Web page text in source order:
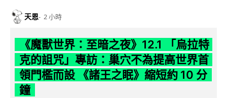
天恩 2 小時
《魔獸世界：至暗之夜》12.1 「烏拉特
克的詛咒」專訪：巢穴不為提高世界首
領門檻而設 《諸王之眠》縮短約 10 分
鐘